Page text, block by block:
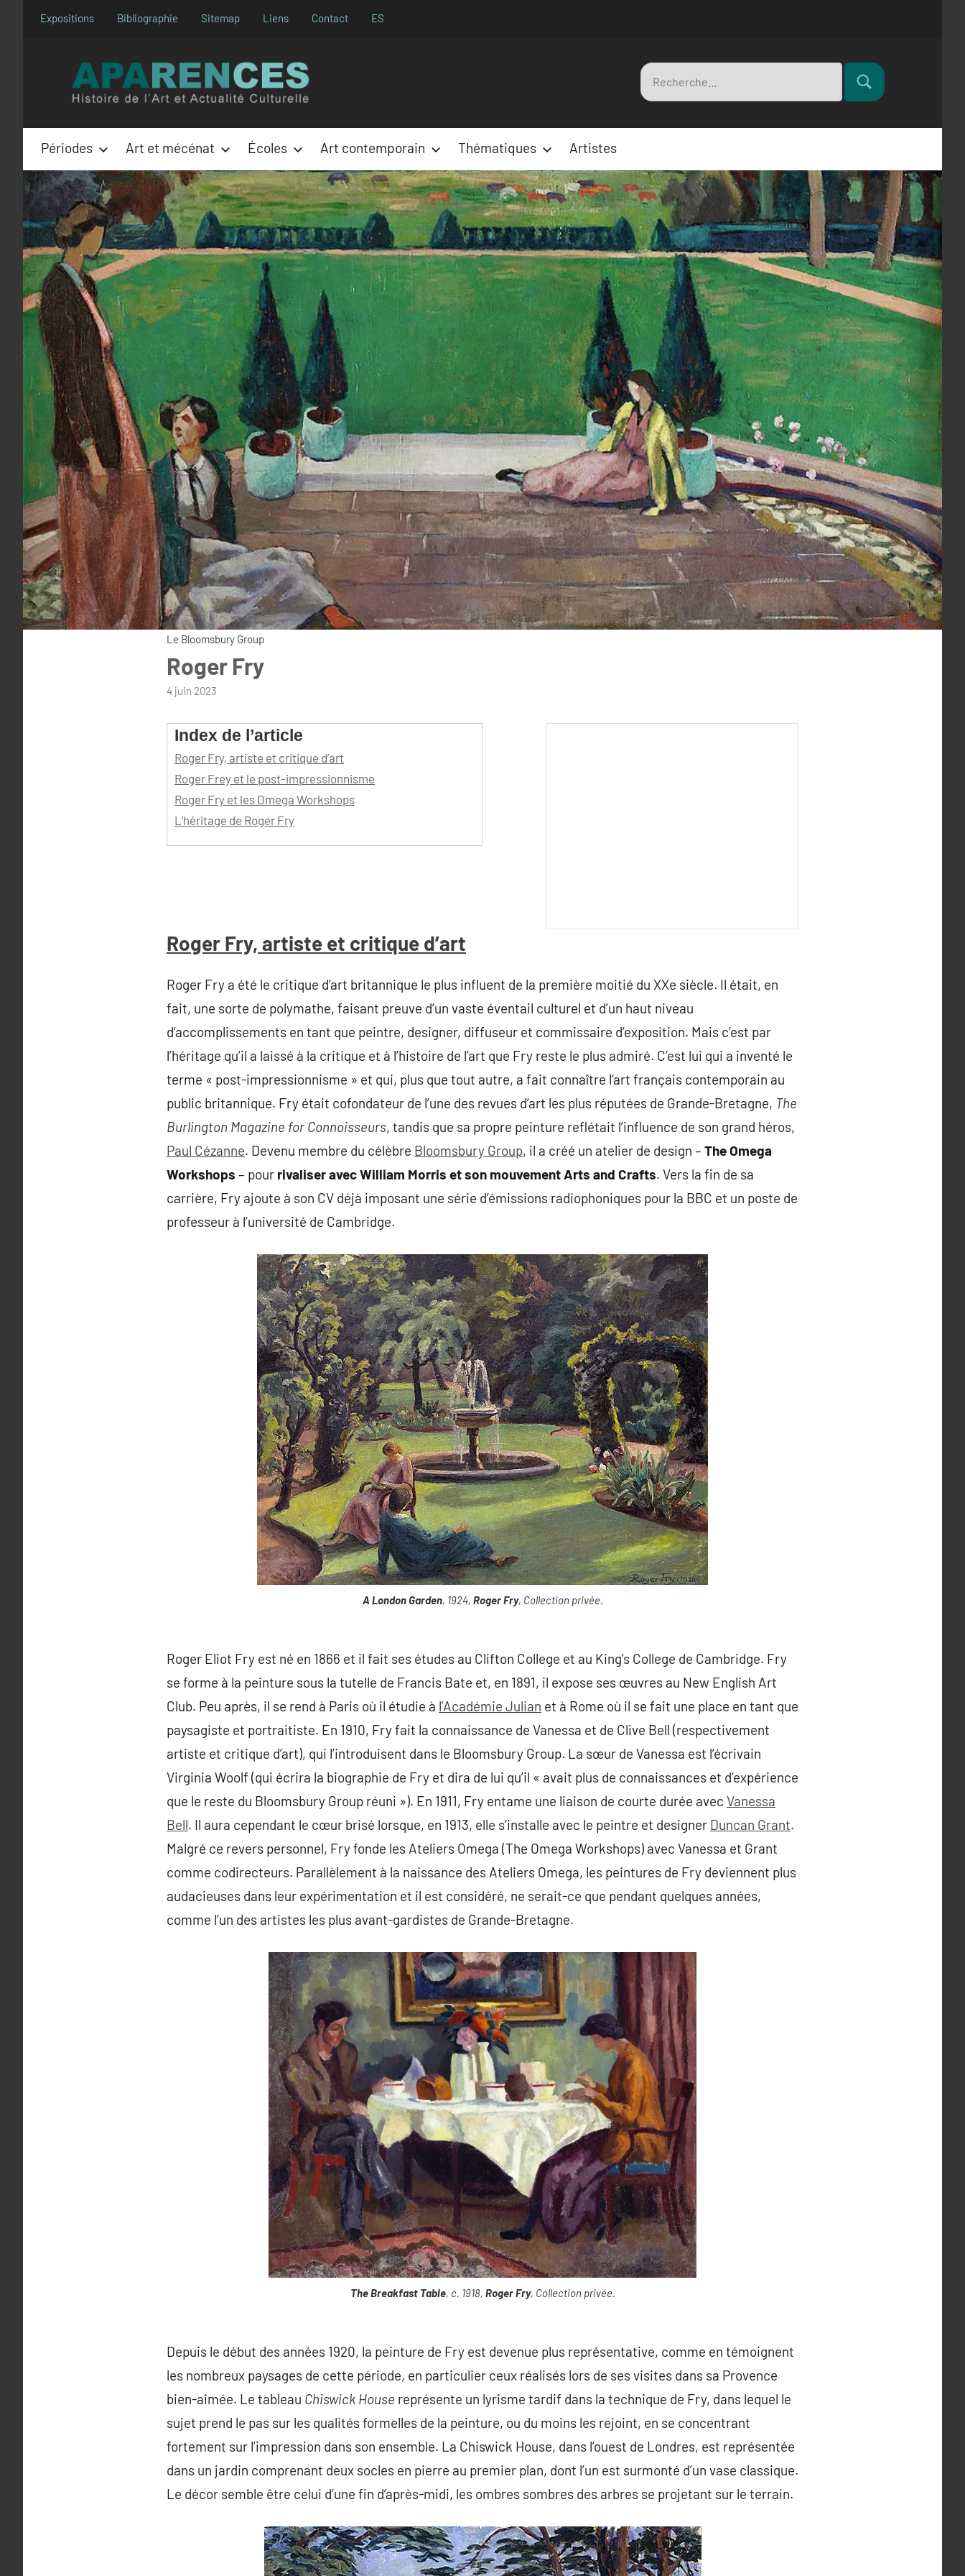
Expositions Bibliographie Sitemap Liens Contact ES
Recherche
pour
Rechercher
Périodes Art et mécénat Écoles Art contemporain Thématiques Artistes
Le Bloomsbury Group
Roger Fry
par
4 juin 2023
Index de l’article
Roger Fry, artiste et critique d’art
Roger Frey et le post-impressionnisme
Roger Fry et les Omega Workshops
L’héritage de Roger Fry
Roger Fry, artiste et critique d’art
Roger Fry a été le critique d’art britannique le plus influent de la première moitié du XXe siècle. Il était, en
fait, une sorte de polymathe, faisant preuve d’un vaste éventail culturel et d’un haut niveau
d’accomplissements en tant que peintre, designer, diffuseur et commissaire d’exposition. Mais c’est par
l’héritage qu’il a laissé à la critique et à l’histoire de l’art que Fry reste le plus admiré. C’est lui qui a inventé le
terme « post-impressionnisme » et qui, plus que tout autre, a fait connaître l’art français contemporain au
public britannique. Fry était cofondateur de l’une des revues d’art les plus réputées de Grande-Bretagne, The
Burlington Magazine for Connoisseurs, tandis que sa propre peinture reflétait l’influence de son grand héros,
Paul Cézanne. Devenu membre du célèbre Bloomsbury Group, il a créé un atelier de design – The Omega
Workshops – pour rivaliser avec William Morris et son mouvement Arts and Crafts. Vers la fin de sa
carrière, Fry ajoute à son CV déjà imposant une série d’émissions radiophoniques pour la BBC et un poste de
professeur à l’université de Cambridge.
A London Garden, 1924, Roger Fry, Collection privée.
Roger Eliot Fry est né en 1866 et il fait ses études au Clifton College et au King’s College de Cambridge. Fry
se forme à la peinture sous la tutelle de Francis Bate et, en 1891, il expose ses œuvres au New English Art
Club. Peu après, il se rend à Paris où il étudie à l’Académie Julian et à Rome où il se fait une place en tant que
paysagiste et portraitiste. En 1910, Fry fait la connaissance de Vanessa et de Clive Bell (respectivement
artiste et critique d’art), qui l’introduisent dans le Bloomsbury Group. La sœur de Vanessa est l’écrivain
Virginia Woolf (qui écrira la biographie de Fry et dira de lui qu’il « avait plus de connaissances et d’expérience
que le reste du Bloomsbury Group réuni »). En 1911, Fry entame une liaison de courte durée avec Vanessa
Bell. Il aura cependant le cœur brisé lorsque, en 1913, elle s’installe avec le peintre et designer Duncan Grant.
Malgré ce revers personnel, Fry fonde les Ateliers Omega (The Omega Workshops) avec Vanessa et Grant
comme codirecteurs. Parallèlement à la naissance des Ateliers Omega, les peintures de Fry deviennent plus
audacieuses dans leur expérimentation et il est considéré, ne serait-ce que pendant quelques années,
comme l’un des artistes les plus avant-gardistes de Grande-Bretagne.
The Breakfast Table, c. 1918, Roger Fry, Collection privée.
Depuis le début des années 1920, la peinture de Fry est devenue plus représentative, comme en témoignent
les nombreux paysages de cette période, en particulier ceux réalisés lors de ses visites dans sa Provence
bien-aimée. Le tableau Chiswick House représente un lyrisme tardif dans la technique de Fry, dans lequel le
sujet prend le pas sur les qualités formelles de la peinture, ou du moins les rejoint, en se concentrant
fortement sur l’impression dans son ensemble. La Chiswick House, dans l’ouest de Londres, est représentée
dans un jardin comprenant deux socles en pierre au premier plan, dont l’un est surmonté d’un vase classique.
Le décor semble être celui d’une fin d’après-midi, les ombres sombres des arbres se projetant sur le terrain.